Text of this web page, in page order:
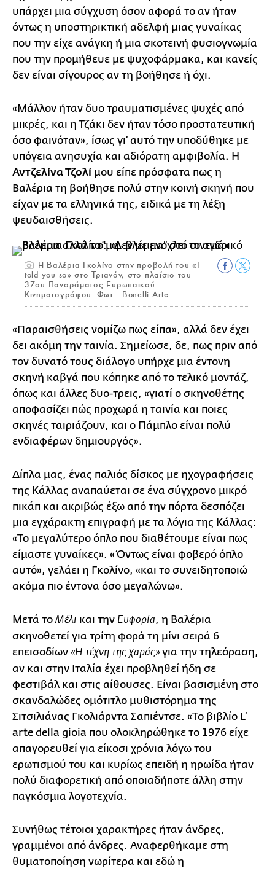
υπάρχει μια σύγχυση όσον αφορά το αν ήταν
όντως η υποστηρικτική αδελφή μιας γυναίκας
που την είχε ανάγκη ή μια σκοτεινή φυσιογνωμία
που την προμήθευε με ψυχοφάρμακα, και κανείς
δεν είναι σίγουρος αν τη βοήθησε ή όχι.
«Μάλλον ήταν δυο τραυματισμένες ψυχές από
μικρές, και η Τζάκι δεν ήταν τόσο προστατευτική
όσο φαινόταν», ίσως γι’ αυτό την υποδύθηκε με
υπόγεια ανησυχία και αδιόρατη αμφιβολία. Η
Αντζελίνα Τζολί μου είπε πρόσφατα πως η
Βαλέρια τη βοήθησε πολύ στην κοινή σκηνή που
είχαν με τα ελληνικά της, ειδικά με τη λέξη
ψευδαισθήσεις.
Η Βαλέρια Γκολίνο στην προβολή του «I
told you so» στο Τριανόν, στο πλαίσιο του
37ου Πανοράματος Ευρωπαϊκού
Κινηματογράφου. Φωτ.: Bonelli Arte
«Παραισθήσεις νομίζω πως είπα», αλλά δεν έχει
δει ακόμη την ταινία. Σημείωσε, δε, πως πριν από
τον δυνατό τους διάλογο υπήρχε μια έντονη
σκηνή καβγά που κόπηκε από το τελικό μοντάζ,
όπως και άλλες δυο-τρεις, «γιατί ο σκηνοθέτης
αποφασίζει πώς προχωρά η ταινία και ποιες
σκηνές ταιριάζουν, και ο Πάμπλο είναι πολύ
ενδιαφέρων δημιουργός».
Δίπλα μας, ένας παλιός δίσκος με ηχογραφήσεις
της Κάλλας αναπαύεται σε ένα σύγχρονο μικρό
πικάπ και ακριβώς έξω από την πόρτα δεσπόζει
μια εγχάρακτη επιγραφή με τα λόγια της Κάλλας:
«Το μεγαλύτερο όπλο που διαθέτουμε είναι πως
είμαστε γυναίκες». «Όντως είναι φοβερό όπλο
αυτό», γελάει η Γκολίνο, «και το συνειδητοποιώ
ακόμα πιο έντονα όσο μεγαλώνω».
Μετά το Μέλι και την Ευφορία, η Βαλέρια
σκηνοθετεί για τρίτη φορά τη μίνι σειρά 6
επεισοδίων «Η τέχνη της χαράς» για την τηλεόραση,
αν και στην Ιταλία έχει προβληθεί ήδη σε
φεστιβάλ και στις αίθουσες. Είναι βασισμένη στο
σκανδαλώδες ομότιτλο μυθιστόρημα της
Σιτσιλιάνας Γκολιάρντα Σαπιέντσε. «Το βιβλίο L’
arte della gioia που ολοκληρώθηκε το 1976 είχε
απαγορευθεί για είκοσι χρόνια λόγω του
ερωτισμού του και κυρίως επειδή η ηρωίδα ήταν
πολύ διαφορετική από οποιαδήποτε άλλη στην
παγκόσμια λογοτεχνία.
Συνήθως τέτοιοι χαρακτήρες ήταν άνδρες,
γραμμένοι από άνδρες. Αναφερθήκαμε στη
θυματοποίηση νωρίτερα και εδώ η